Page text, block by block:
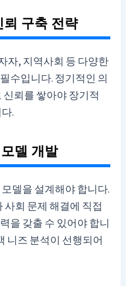
뢰 구축 전략
자, 지역사회 등 다양한
수입니다. 정기적인 의
뢰를 쌓아야 장기적
.
델 개발
델을 설계해야 합니다.
회 문제 해결에 직접
을 갖출 수 있어야 합니
니즈 분석이 선행되어